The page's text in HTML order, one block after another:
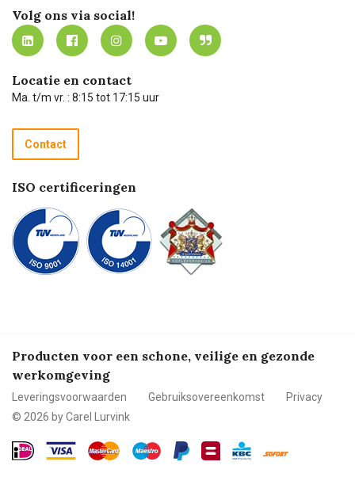
Werken bij Carel Lurvink
MVO
Mijn Carel Lurvink
Mijn Carel Lurvink instructievideo's
Carel Lurvink App
Hulp op afstand
Technische dienst
Recycle programma
Betalen
Innovation LAB
Tevreden klanten
Carel Lurvink Blog
Carel de podcast
Volg ons via social!
Locatie en contact
Ma. t/m vr. : 8:15 tot 17:15 uur
Contact
ISO certificeringen
Producten voor een schone, veilige en gezonde
werkomgeving
Leveringsvoorwaarden Gebruiksovereenkomst
Privacy
© 2026 by Carel Lurvink